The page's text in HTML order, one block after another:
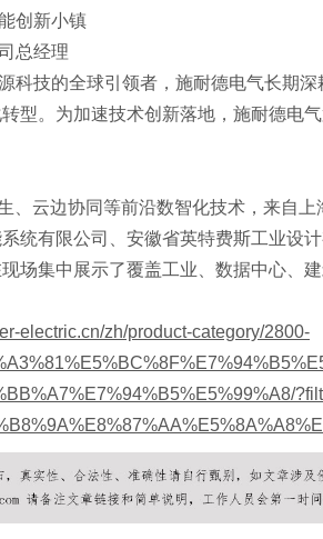
创新小镇
总经理
科技的全球引领者，施耐德电气长期深
型。为加速技术创新落地，施耐德电气
、云边协同等前沿数智化技术，来自
统有限公司、安徽省英特费斯工业设
场集中展示了覆盖工业、数据中心、
electric.cn/zh/product-category/2800-